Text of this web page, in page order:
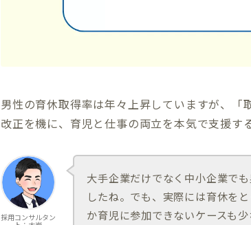
男性の育休取得率は年々上昇していますが、
改正を機に、育児と仕事の両立を本気で支援す
採用コンサルタン
大手企業だけでなく中小企業で
したね。でも、実際には育休を
か育児に参加できないケースも少